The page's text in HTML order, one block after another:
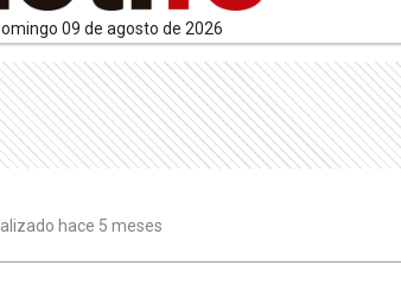
domingo 09 de agosto de 2026
hace 5 meses